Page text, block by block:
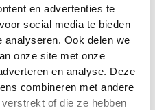
en advertenties te
social media te bieden
Ook delen we
onze site met onze
en analyse. Deze
combineren met andere
of die ze hebben
exception has occurred while
(see the browser console